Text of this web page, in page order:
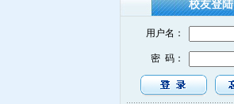
校友登陆
用户名：
密 码：